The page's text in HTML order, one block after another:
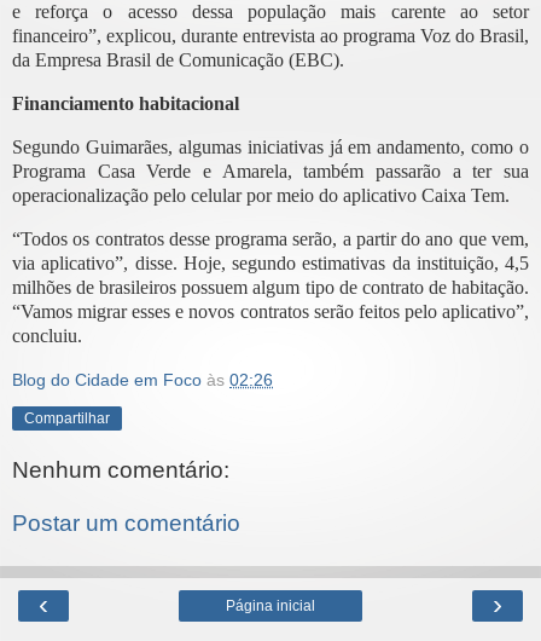
e reforça o acesso dessa população mais carente ao setor
financeiro”, explicou, durante entrevista ao programa Voz do Brasil,
da Empresa Brasil de Comunicação (EBC).
Financiamento habitacional
Segundo Guimarães, algumas iniciativas já em andamento, como o
Programa Casa Verde e Amarela, também passarão a ter sua
operacionalização pelo celular por meio do aplicativo Caixa Tem.
“Todos os contratos desse programa serão, a partir do ano que vem,
via aplicativo”, disse. Hoje, segundo estimativas da instituição, 4,5
milhões de brasileiros possuem algum tipo de contrato de habitação.
“Vamos migrar esses e novos contratos serão feitos pelo aplicativo”,
concluiu.
Blog do Cidade em Foco às 02:26
Compartilhar
Nenhum comentário:
Postar um comentário
‹ ›
Página inicial